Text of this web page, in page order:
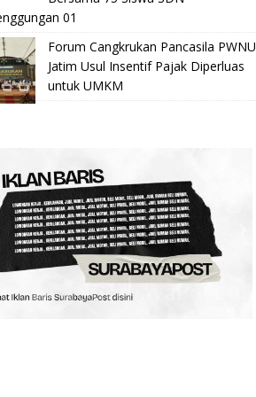
01
Forum Cangkrukan Pancasila PWNU
Jatim Usul Insentif Pajak Diperluas
untuk UMKM